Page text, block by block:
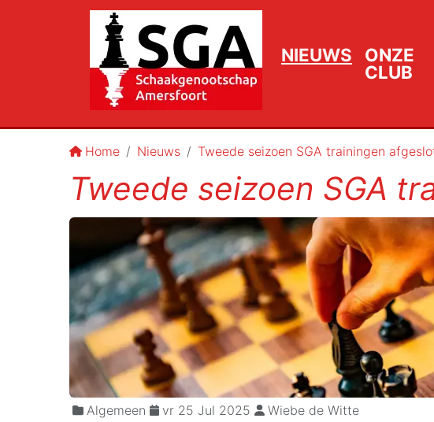
NIEUWS
ONZE
CLUB
Home Nieuws Tweede seizoen SGA trainingen
Tweede seizoen SGA
Algemeen vr 25 Jul 2025 Wiebe de Witte